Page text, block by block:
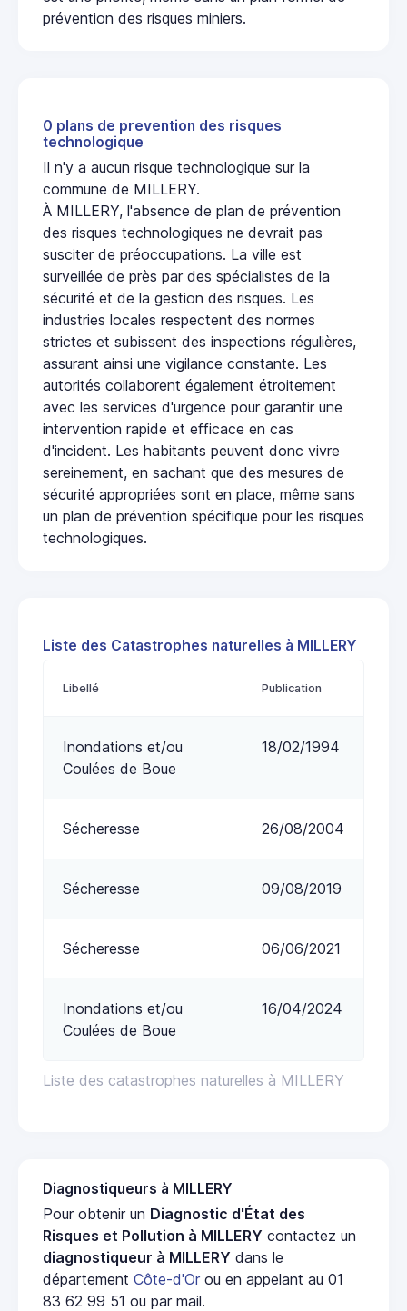
prévention des risques miniers.
0 plans de prevention des risques
technologique
Il n'y a aucun risque technologique sur la
commune de MILLERY.
À MILLERY, l'absence de plan de prévention
des risques technologiques ne devrait pas
susciter de préoccupations. La ville est
surveillée de près par des spécialistes de la
sécurité et de la gestion des risques. Les
industries locales respectent des normes
strictes et subissent des inspections régulières,
assurant ainsi une vigilance constante. Les
autorités collaborent également étroitement
avec les services d'urgence pour garantir une
intervention rapide et efficace en cas
d'incident. Les habitants peuvent donc vivre
sereinement, en sachant que des mesures de
sécurité appropriées sont en place, même sans
un plan de prévention spécifique pour les risques
technologiques.
Liste des Catastrophes naturelles à MILLERY
Liste des catastrophes naturelles à MILLERY
Libellé Publication
Inondations et/ou
Coulées de Boue
18/02/1994
Sécheresse 26/08/2004
Sécheresse 09/08/2019
Sécheresse 06/06/2021
Inondations et/ou
Coulées de Boue
16/04/2024
Diagnostiqueurs à MILLERY
Pour obtenir un Diagnostic d'État des
Risques et Pollution à MILLERY contactez un
diagnostiqueur à MILLERY dans le
département Côte-d'Or ou en appelant au 01
83 62 99 51 ou par mail.